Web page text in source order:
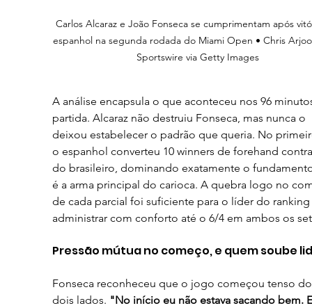
Carlos Alcaraz e João Fonseca se cumprimentam após
espanhol na segunda rodada do Miami Open • Chris
Sportswire via Getty Images
A análise encapsula o que aconteceu nos 96
partida. Alcaraz não destruiu Fonseca, mas nunca o
deixou estabelecer o padrão que queria. No
o espanhol converteu 10 winners de forehand
do brasileiro, dominando exatamente o
é a arma principal do carioca. A quebra logo no
de cada parcial foi suficiente para o líder do ranking
administrar com conforto até o 6/4 em ambos os
Pressão mútua no começo, e quem soube
Fonseca reconheceu que o jogo começou tenso
dois lados. "No início eu não estava sacando bem.